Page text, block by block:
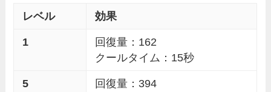
レベル
効果
1
回復量：162
クールタイム：15秒
5
回復量：394